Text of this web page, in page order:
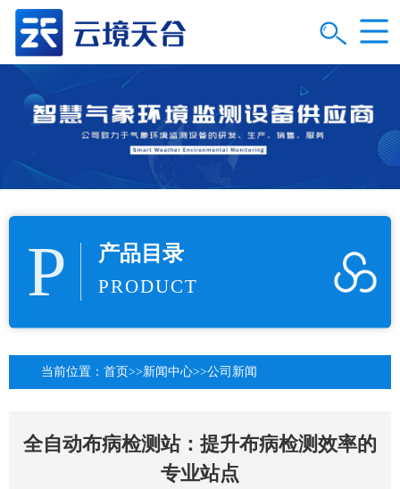
P 产品目录
PRODUCT
当前位置： 首页>>新闻中心>>公司新闻
全自动布病检测站：提升布病检测效率的
专业站点